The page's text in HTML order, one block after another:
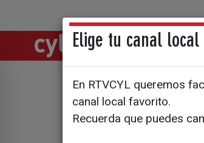
El
Elige tu canal
En RTVCYL queremos
canal local favorito.
Recuerda que puedes